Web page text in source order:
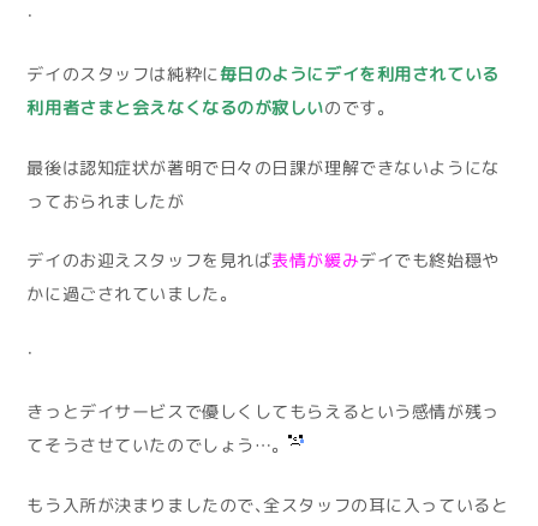
・
デイのスタッフは純粋に 毎日のようにデイを利用されている
利用者さまと会えなくなるのが寂しいのです。
最後は認知症状が著明で日々の日課が理解できないようにな
っておられましたが
デイのお迎えスタッフを見れば表情が緩みデイでも終始穏や
かに過ごされていました。
・
きっとデイサービスで優しくしてもらえるという感情が残っ
てそうさせていたのでしょう…。
もう入所が決まりましたので、全スタッフの耳に入っていると